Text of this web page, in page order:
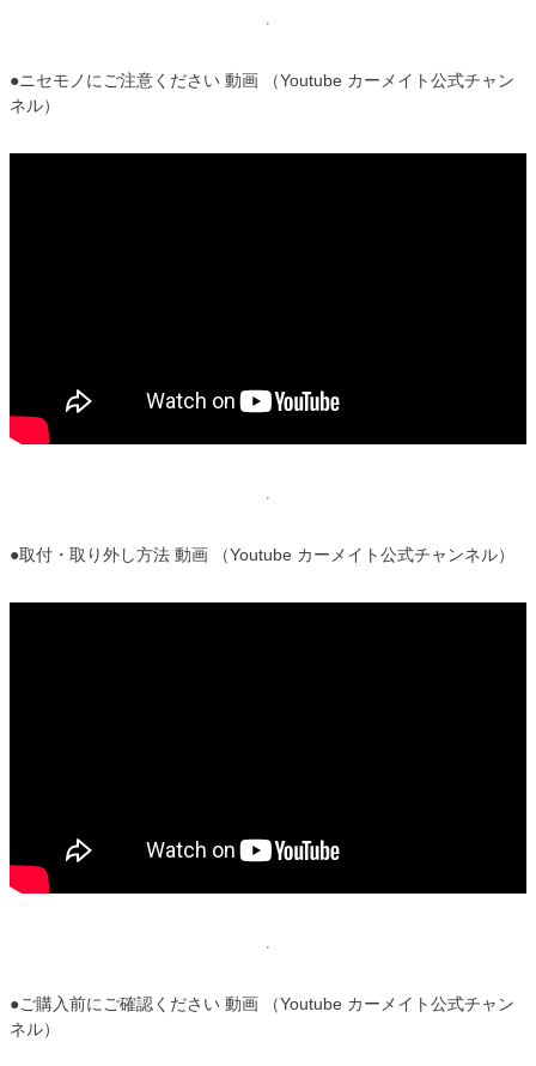
●ニセモノにご注意ください 動画 （Youtube カーメイト公式チャン
ネル）
●取付・取り外し方法 動画 （Youtube カーメイト公式チャンネル）
●ご購入前にご確認ください 動画 （Youtube カーメイト公式チャン
ネル）